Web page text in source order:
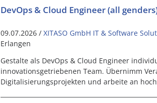
DevOps & Cloud Engineer (all
09.07.2026 / XITASO GmbH IT & Software
Erlangen
Gestalte als DevOps & Cloud Engineer
innovationsgetriebenen Team. Übernimm
Digitalisierungsprojekten und arbeite an